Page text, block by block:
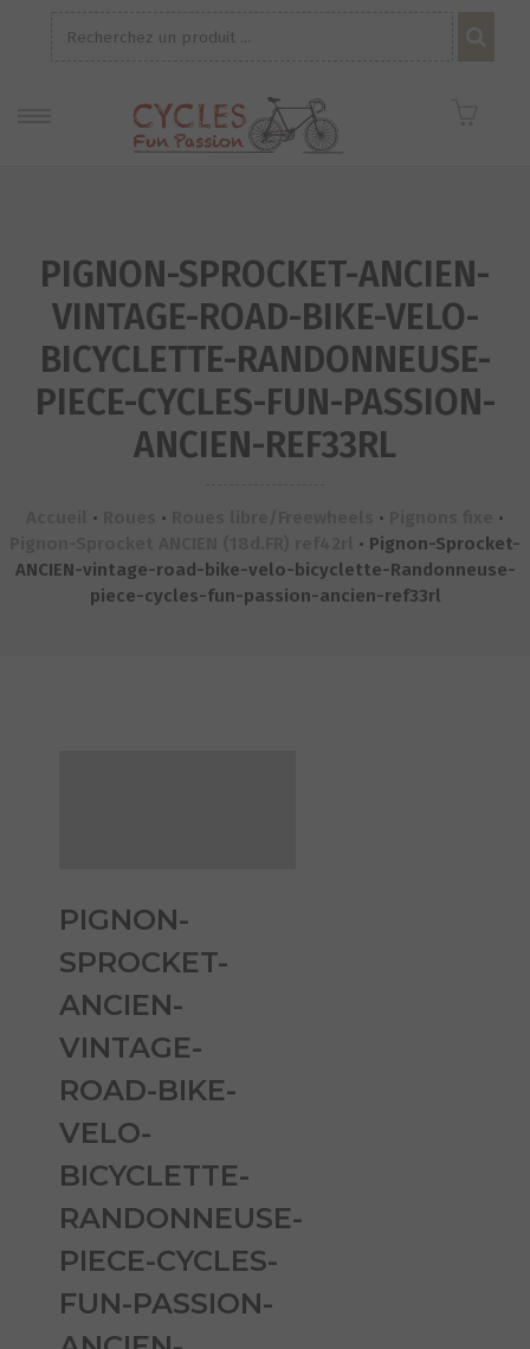
PIGNON-SPROCKET-ANCIEN-
VINTAGE-ROAD-BIKE-VELO-
BICYCLETTE-RANDONNEUSE-
PIECE-CYCLES-FUN-PASSION-
ANCIEN-REF33RL
• • •
•
• Pignon-Sprocket-
ANCIEN-vintage-road-bike-velo-bicyclette-Randonneuse-
piece-cycles-fun-passion-ancien-ref33rl
PIGNON-
SPROCKET-
ANCIEN-
VINTAGE-
ROAD-BIKE-
VELO-
BICYCLETTE-
RANDONNEUSE-
PIECE-CYCLES-
FUN-PASSION-